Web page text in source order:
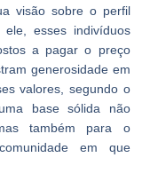
visão sobre o perfil
ele, esses indivíduos
a pagar o preço
generosidade em
valores, segundo o
base sólida não
também para o
em que